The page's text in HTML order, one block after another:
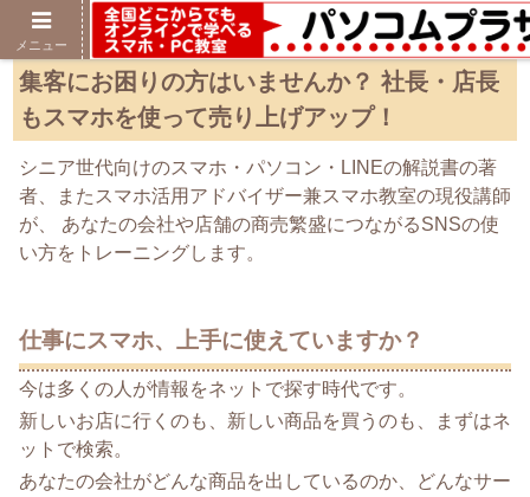
集客にお困りの方はいませんか？ 社長・店長
もスマホを使って売り上げアップ！
シニア世代向けのスマホ・パソコン・LINEの解説書の著
者、またスマホ活用アドバイザー兼スマホ教室の現役講師
が、 あなたの会社や店舗の商売繁盛につながるSNSの使
い方をトレーニングします。
仕事にスマホ、上手に使えていますか？
今は多くの人が情報をネットで探す時代です。
新しいお店に行くのも、新しい商品を買うのも、まずはネ
ットで検索。
あなたの会社がどんな商品を出しているのか、どんなサー
メニュー